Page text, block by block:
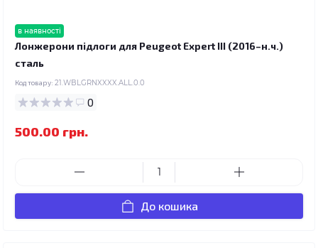
в наявності
Лонжерони підлоги для Peugeot Expert III (2016–н.ч.)
сталь
Код товару: 21.WBLGRNXXXX.ALL.0.0
0
500.00 грн.
До кошика